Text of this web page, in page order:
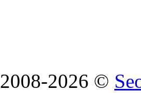
2008-2026 ©